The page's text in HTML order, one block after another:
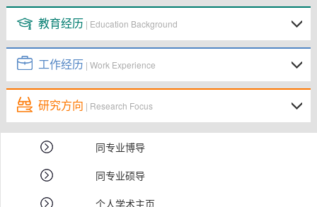
教育经历 | Education Background
工作经历 | Work Experience
研究方向 | Research Focus
同专业博导
同专业硕导
个人学术主页